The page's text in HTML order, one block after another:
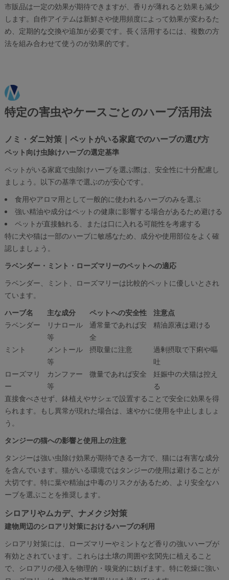
市販品は一定の効果が期待できますが、香りが薄れると効果も減少
します。自作アイテムは新鮮さや使用頻度によって効果が変わるた
め、定期的な交換や追加が必要です。長く活用するには、複数の方
法を組み合わせて使うのが効果的です。
特定の害虫やケースごとのハーブ活用法
ノミ・ダニ対策｜ペットがいる家庭でのハーブの選び方
ペット向け虫除けハーブの選定基準
ペットがいる家庭で虫除けハーブを選ぶ際は、安全性に十分配慮し
ましょう。以下の基準で選ぶのが安心です。
食用やアロマ用として一般的に使われるハーブのみを選ぶ
強い精油や成分はペットの健康に影響する場合があるため避ける
ペットが直接触れる、または口に入れる可能性を考慮する
特に犬や猫は一部のハーブに敏感なため、成分や使用部位をよく確
認しましょう。
ラベンダー・ミント・ローズマリーのペットへの適応
ラベンダー、ミント、ローズマリーは比較的ペットに優しいとされ
ています。
ハーブ名
主な成分 ペットへの安全性
注意点
ラベンダー
リナロール
等
通常量であれば安
全
精油原液は避ける
ミント
メントール
等
摂取量に注意
過剰摂取で下痢や嘔
吐
ローズマリ
ー
カンファー
等
微量であれば安全
妊娠中の犬猫は控え
る
直接食べさせず、鉢植えやサシェで設置することで安全に効果を得
られます。もし異常が現れた場合は、速やかに使用を中止しましょ
う。
タンジーの猫への影響と使用上の注意
タンジーは強い虫除け効果が期待できる一方で、猫には有害な成分
を含んでいます。猫がいる環境ではタンジーの使用は避けることが
大切です。特に葉や精油は中毒のリスクがあるため、より安全なハ
ーブを選ぶことを推奨します。
シロアリやムカデ、ナメクジ対策
建物周辺のシロアリ対策におけるハーブの利用
シロアリ対策には、ローズマリーやミントなど香りの強いハーブが
有効とされています。これらは土壌の周囲や玄関先に植えること
で、シロアリの侵入を物理的・嗅覚的に妨げます。特に乾燥に強い